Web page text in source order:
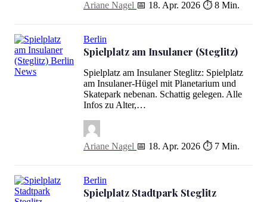
Ariane Nagel 📅 18. Apr. 2026 ⏱ 8 Min.
Spielplatz am Insulaner (Steglitz)
Berlin
Spielplatz am Insulaner (Steglitz)
Spielplatz am Insulaner Steglitz: Spielplatz
am Insulaner-Hügel mit Planetarium und
Skatepark nebenan. Schattig gelegen. Alle
Infos zu Alter,…
Ariane Nagel 📅 18. Apr. 2026 ⏱ 7 Min.
Berlin
Spielplatz Stadtpark Steglitz